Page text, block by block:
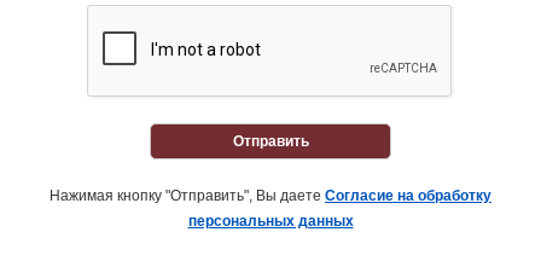
Отправить
Нажимая кнопку "Отправить", Вы даете Согласие на обработку
персональных данных